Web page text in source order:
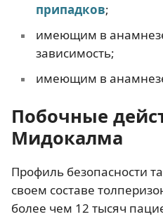
припадков;
имеющим в
зависимость;
имеющим в
Побочные
Мидокалма
Профиль безопасности
своем составе
более чем 12 тысяч